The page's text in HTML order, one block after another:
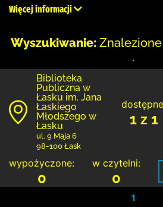
Więcej informacji
Wyszukiwanie:
.
Biblioteka
Publiczna w
Łasku im. Jana
Łaskiego
Młodszego w
Łasku
ul. 9 Maja 6
98-100 Łask
1 z 1
wypożyczone:
0
w czytelni:
0
1